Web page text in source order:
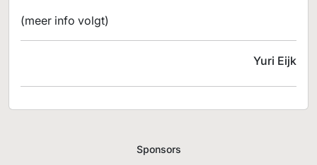
(meer info volgt)
Yuri Eijk
Sponsors